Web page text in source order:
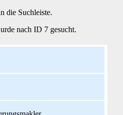
die Suchleiste.
nach ID 7 gesucht.